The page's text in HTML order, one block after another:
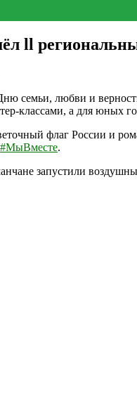
ll
семьи, любви и
классами, а для юных
флаг России и
#МыВместе.
запустили